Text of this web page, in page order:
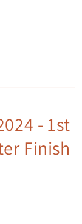
- 1st
Finish